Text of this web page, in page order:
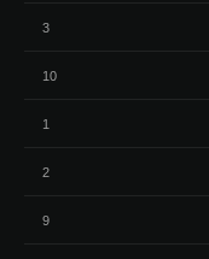
3
10
1
2
9